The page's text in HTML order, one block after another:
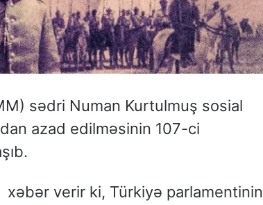
sədri Numan Kurtulmuş sosial
azad edilməsinin 107-ci
verir ki, Türkiyə parlamentinin